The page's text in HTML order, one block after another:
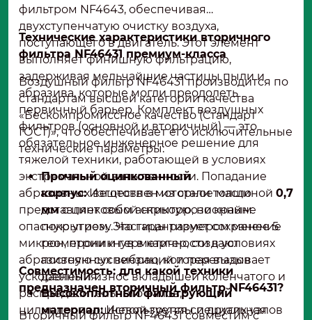
фильтром NF4643, обеспечивая
двухступенчатую очистку воздуха,
поступающего в двигатель. Этот элемент
выполняет финишную фильтрацию,
задерживая мельчайшие частицы пыли и
абразива, которые могли преодолеть
первичный барьер. Комплект воздушных
фильтров (основной и вторичный) — это
обязательное инженерное решение для
тяжелой техники, работающей в условиях
экстремальной запыленности. Попадание
абразивных веществ в моторное масло
представляет собой скрытую, но крайне
опасную угрозу. Частицы размером менее 5
микрон, проникнув в картер, создают
абразивную суспензию, которая вызывает
ускоренный износ вкладышей коленчатого и
распределительного валов,
цилиндропоршневой группы и других узлов
Технические характеристики вторичного
фильтра NF46431 премиум-класса
Воздушный фильтр NF46431 производится по
стандартам высшей категории качества
«Бескомпромиссное качество (Стандарт
ГОСТ)», что обеспечивает его исключительные
технические параметры:
Прочный оцинкованный
корпус:Изготовлен из стали толщиной 0,7
ммс цинковым антикоррозионным
покрытием. Это гарантирует сохранение
геометрии и герметичности в условиях
постоянных вибраций и перепадов
давления.
Высокоплотный фильтрующий
материал:Используется специальная
Совместимость: для какой техники
предназначен вторичный фильтр NF46431?
Вторичный фильтр NF46431 совместим с